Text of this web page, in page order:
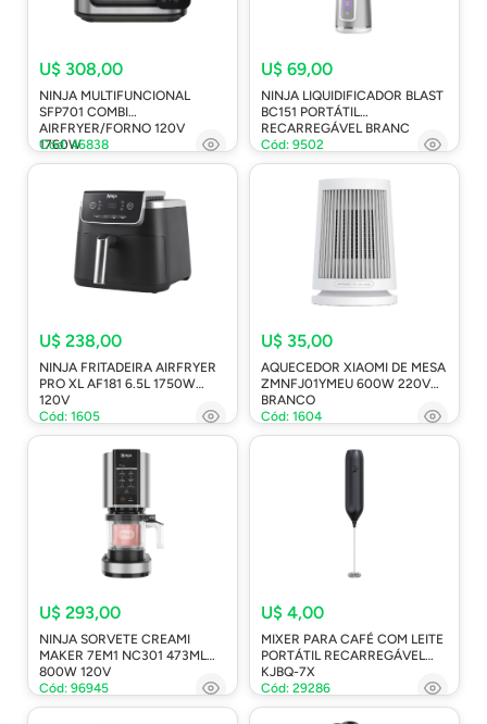
U$ 308,00
NINJA MULTIFUNCIONAL
SFP701 COMBI
AIRFRYER/FORNO 120V
1760W
Cód: 46838
U$ 69,00
NINJA LIQUIDIFICADOR BLAST
BC151 PORTÁTIL
RECARREGÁVEL BRANC
Cód: 9502
U$ 238,00
NINJA FRITADEIRA AIRFRYER
PRO XL AF181 6.5L 1750W
120V
Cód: 1605
U$ 35,00
AQUECEDOR XIAOMI DE MESA
ZMNFJ01YMEU 600W 220V
BRANCO
Cód: 1604
U$ 293,00
NINJA SORVETE CREAMI
MAKER 7EM1 NC301 473ML
800W 120V
Cód: 96945
U$ 4,00
MIXER PARA CAFÉ COM LEITE
PORTÁTIL RECARREGÁVEL
KJBQ-7X
Cód: 29286